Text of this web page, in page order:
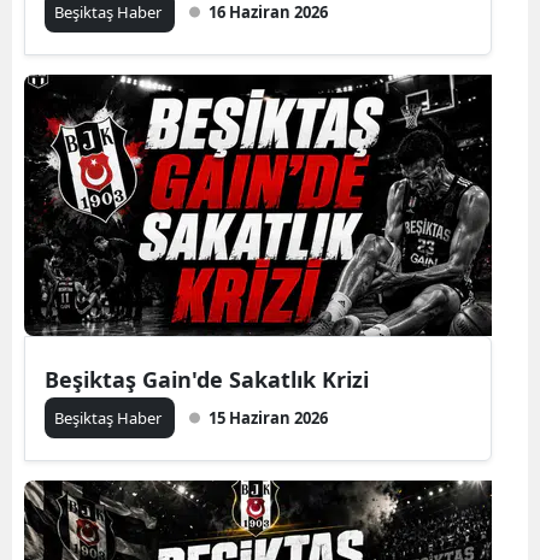
Beşiktaş Haber 16 Haziran 2026
Beşiktaş Gain'de Sakatlık Krizi
Beşiktaş Haber 15 Haziran 2026